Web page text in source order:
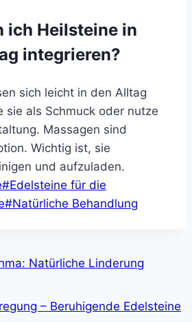
ich Heilsteine in
integrieren?
sich leicht in den Alltag
sie als Schmuck oder nutze
Massagen sind
Wichtig ist, sie
und aufzuladen.
#Edelsteine für die
#Natürliche Behandlung
Natürliche Linderung
– Beruhigende Edelsteine